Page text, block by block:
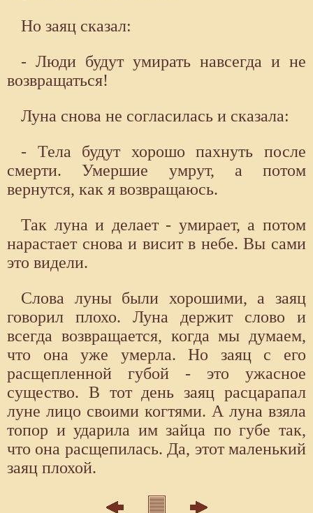
Но заяц сказал:
- Люди будут умирать навсегда и не
возвращаться!
Луна снова не согласилась и сказала:
- Тела будут хорошо пахнуть после
смерти. Умершие умрут, а потом
вернутся, как я возвращаюсь.
Так луна и делает - умирает, а потом
нарастает снова и висит в небе. Вы сами
это видели.
Слова луны были хорошими, а заяц
говорил плохо. Луна держит слово и
всегда возвращается, когда мы думаем,
что она уже умерла. Но заяц с его
расщепленной губой - это ужасное
существо. В тот день заяц расцарапал
луне лицо своими когтями. А луна взяла
топор и ударила им зайца по губе так,
что она расщепилась. Да, этот маленький
заяц плохой.